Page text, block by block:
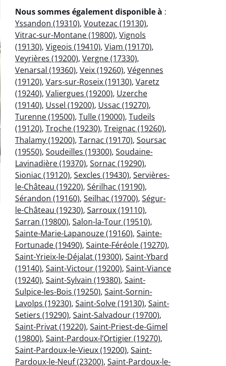
Nous sommes également disponible à :
Yssandon (19310), Voutezac (19130),
Vitrac-sur-Montane (19800), Vignols
(19130), Vigeois (19410), Viam (19170),
Veyrières (19200), Vergne (17330),
Venarsal (19360), Veix (19260), Végennes
(19120), Vars-sur-Roseix (19130), Varetz
(19240), Valiergues (19200), Uzerche
(19140), Ussel (19200), Ussac (19270),
Turenne (19500), Tulle (19000), Tudeils
(19120), Troche (19230), Treignac (19260),
Thalamy (19200), Tarnac (19170), Soursac
(19550), Soudeilles (19300), Soudaine-
Lavinadière (19370), Sornac (19290),
Sioniac (19120), Sexcles (19430), Servières-
le-Château (19220), Sérilhac (19190),
Sérandon (19160), Seilhac (19700), Ségur-
le-Château (19230), Sarroux (19110),
Sarran (19800), Salon-la-Tour (19510),
Sainte-Marie-Lapanouze (19160), Sainte-
Fortunade (19490), Sainte-Féréole (19270),
Saint-Yrieix-le-Déjalat (19300), Saint-Ybard
(19140), Saint-Victour (19200), Saint-Viance
(19240), Saint-Sylvain (19380), Saint-
Sulpice-les-Bois (19250), Saint-Sornin-
Lavolps (19230), Saint-Solve (19130), Saint-
Setiers (19290), Saint-Salvadour (19700),
Saint-Privat (19220), Saint-Priest-de-Gimel
(19800), Saint-Pardoux-l’Ortigier (19270),
Saint-Pardoux-le-Vieux (19200), Saint-
Pardoux-le-Neuf (23200), Saint-Pardoux-le-